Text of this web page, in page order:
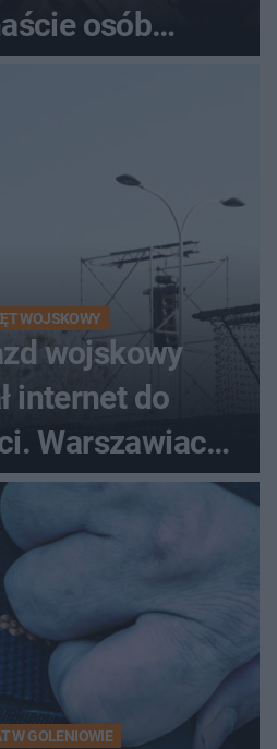
osób
lądował
WOJSKOWY
wojskowy
internet do
Warszawiacy
to Mad Max!
W GOLENIOWIE